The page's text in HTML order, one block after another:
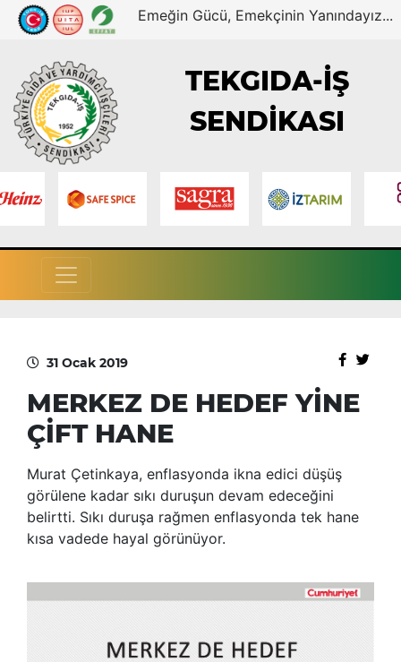
Emeğin Gücü, Emekçinin Yanındayız...
TEKGIDA-İŞ
SENDİKASI
31 Ocak 2019
MERKEZ DE HEDEF YİNE
ÇİFT HANE
Murat Çetinkaya, enflasyonda ikna edici düşüş
görülene kadar sıkı duruşun devam edeceğini
belirtti. Sıkı duruşa rağmen enflasyonda tek hane
kısa vadede hayal görünüyor.